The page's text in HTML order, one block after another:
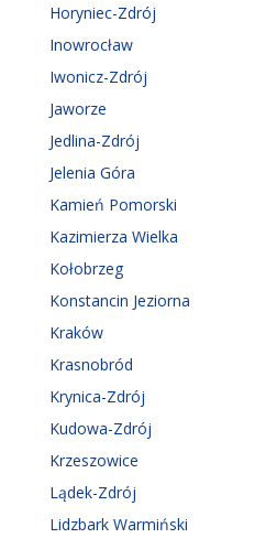
Horyniec-Zdrój
Inowrocław
Iwonicz-Zdrój
Jaworze
Jedlina-Zdrój
Jelenia Góra
Kamień Pomorski
Kazimierza Wielka
Kołobrzeg
Konstancin Jeziorna
Kraków
Krasnobród
Krynica-Zdrój
Kudowa-Zdrój
Krzeszowice
Lądek-Zdrój
Lidzbark Warmiński